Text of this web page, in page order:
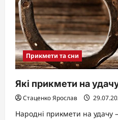
Прикмети та сни
Які прикмети на
Стаценко Ярослав
Народні прикмети на удачу